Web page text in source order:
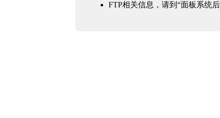
FTP相关信息，请到“面板系统